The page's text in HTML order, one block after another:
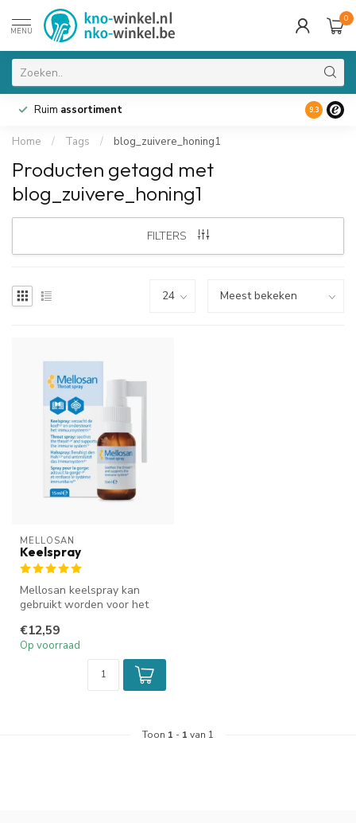
MENU
0
Ruim assortiment 9.3
Home / Tags / blog_zuivere_honing1
Producten getagd met
blog_zuivere_honing1
FILTERS
MELLOSAN
Keelspray
Mellosan keelspray kan
gebruikt worden voor het
voor h...
€12,59
Op voorraad
Toon 1 - 1 van 1